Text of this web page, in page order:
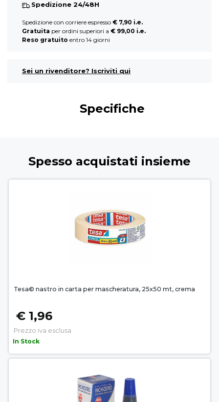
Spedizione 24/48H
Spedizione con corriere espresso € 7,90 i.e.
Gratuita per ordini superiori a € 99,00 i.e.
Reso gratuito entro 14 giorni
Sei un rivenditore? Iscriviti qui
Specifiche
Spesso acquistati insieme
Tesa© nastro in carta per mascheratura, 25x50 mt, crema
€ 1,96
Prezzo iva esclusa
In Stock